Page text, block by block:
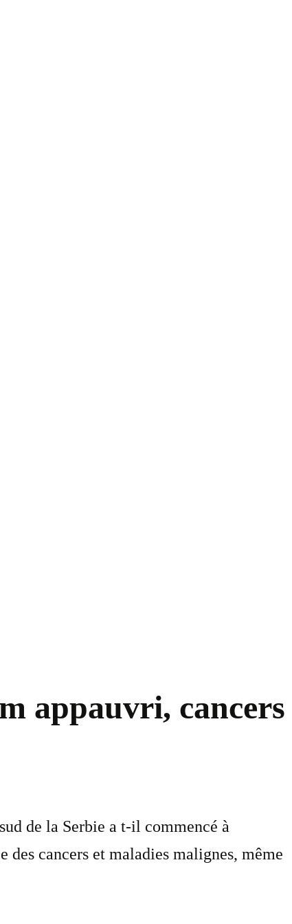
appauvri, cancers
de la Serbie a t-il commencé à
des cancers et maladies malignes, même